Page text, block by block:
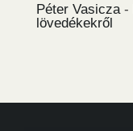
Péter Vasicza -
lövedékekről